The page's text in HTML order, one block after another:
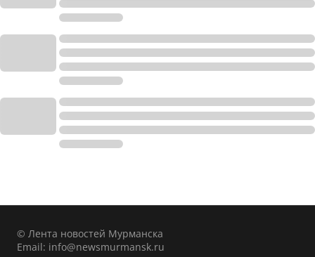
© Лента новостей Мурманска
Email: info@newsmurmansk.ru